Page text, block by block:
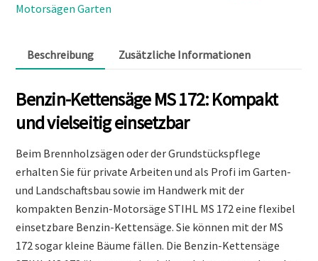
Motorsägen Garten
Beschreibung Zusätzliche Informationen
Benzin-Kettensäge MS 172: Kompakt
und vielseitig einsetzbar
Beim Brennholzsägen oder der Grundstückspflege
erhalten Sie für private Arbeiten und als Profi im Garten-
und Landschaftsbau sowie im Handwerk mit der
kompakten Benzin-Motorsäge STIHL MS 172 eine flexibel
einsetzbare Benzin-Kettensäge. Sie können mit der MS
172 sogar kleine Bäume fällen. Die Benzin-Kettensäge